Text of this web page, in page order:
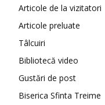
Articole de la vizitatori
Articole preluate
Tâlcuiri
Bibliotecă video
Gustări de post
Biserica Sfinta Treime